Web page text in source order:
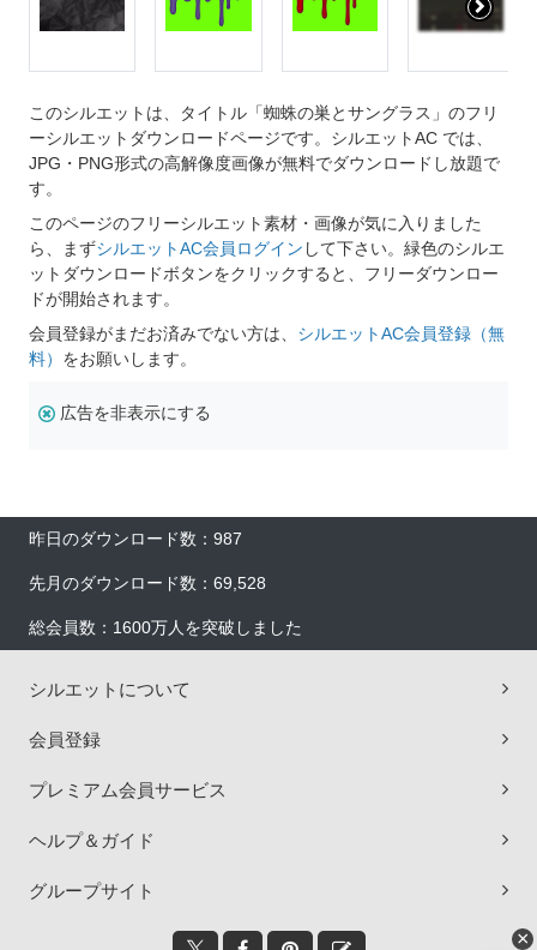
このシルエットは、タイトル「蜘蛛の巣とサングラス」のフリ
ーシルエットダウンロードページです。シルエットAC では、
JPG・PNG形式の高解像度画像が無料でダウンロードし放題で
す。
このページのフリーシルエット素材・画像が気に入りました
ら、まずシルエットAC会員ログイン して下さい。緑色のシルエ
ットダウンロードボタンをクリックすると、フリーダウンロー
ドが開始されます。
会員登録がまだお済みでない方は、 シルエットAC会員登録（無
料） をお願いします。
広告を非表示にする
昨日のダウンロード数：987
先月のダウンロード数：69,528
総会員数：1600万人を突破しました
シルエットについて
会員登録
プレミアム会員サービス
ヘルプ＆ガイド
グループサイト
×